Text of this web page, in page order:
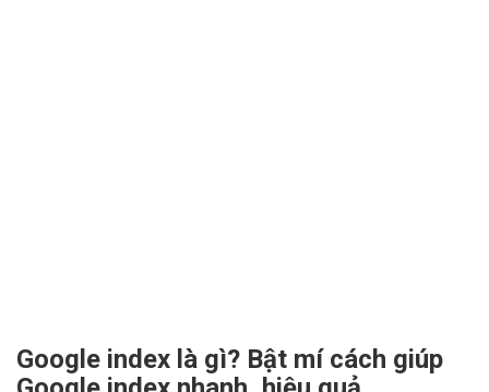
Google index là gì? Bật mí cách giúp